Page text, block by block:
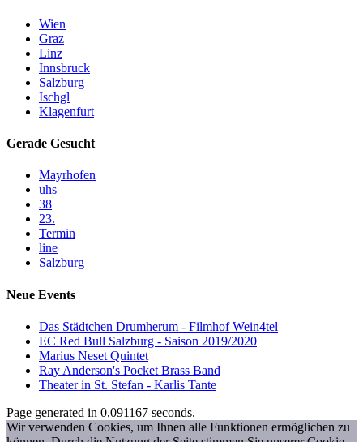
Wien
Graz
Linz
Innsbruck
Salzburg
Ischgl
Klagenfurt
Gerade Gesucht
Mayrhofen
uhs
38
23.
Termin
line
Salzburg
Neue Events
Das Städtchen Drumherum - Filmhof Wein4tel
EC Red Bull Salzburg - Saison 2019/2020
Marius Neset Quintet
Ray Anderson's Pocket Brass Band
Theater in St. Stefan - Karlis Tante
Page generated in 0,091167 seconds.
Wir verwenden Cookies, um Ihnen alle Funktionen ermöglichen zu